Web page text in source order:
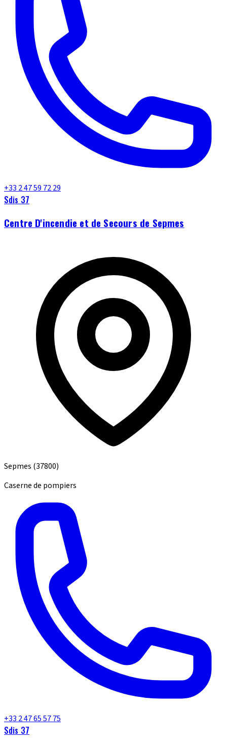
+33 2 47 59 72 29
Sdis 37
Centre D'incendie et de Secours de Sepmes
Sepmes (37800)
Caserne de pompiers
+33 2 47 65 57 75
Sdis 37